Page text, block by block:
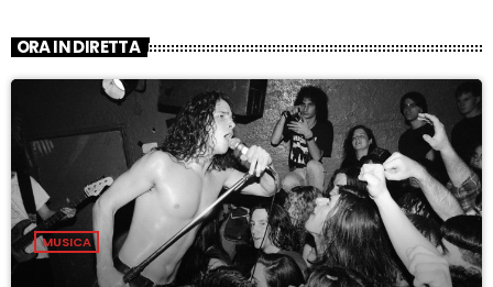
ORA IN DIRETTA
MUSICA